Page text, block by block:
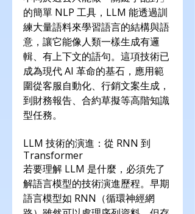
的簡單 NLP 工具，LLM 能透過訓
練大量語料來學習語言的結構與語
意，讓它能像人類一樣生成有邏
輯、有上下文的語句。這項技術已
成為現代 AI 革命的基石，應用範
圍從客服自動化、行銷文案生成，
到財務報告、合約草擬等高階知識
型任務。
LLM 技術的演進：從 RNN 到
Transformer
若要理解 LLM 是什麼，必須先了
解語言模型的技術演進歷程。早期
語言模型如 RNN（循環神經網